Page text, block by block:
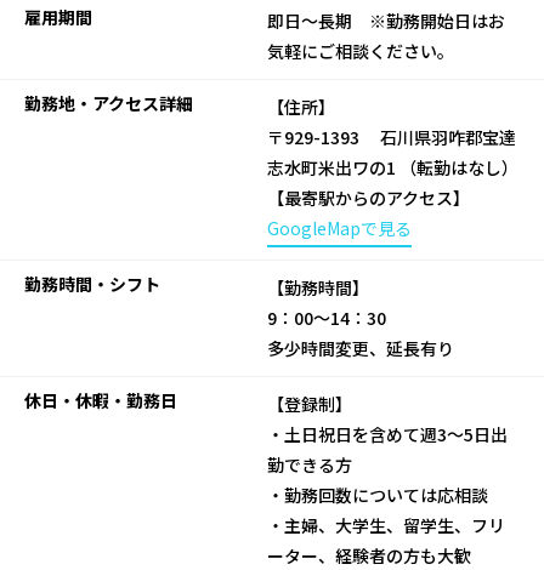
雇用期間
即日～長期 ※勤務開始日はお
気軽にご相談ください。
勤務地・アクセス詳細
【住所】
〒929-1393 石川県羽咋郡宝達
志水町米出ワの1 （転勤はなし）
【最寄駅からのアクセス】
GoogleMapで見る
勤務時間・シフト
【勤務時間】
9：00～14：30
多少時間変更、延長有り
休日・休暇・勤務日
【登録制】
・土日祝日を含めて週3～5日出
勤できる方
・勤務回数については応相談
・主婦、大学生、留学生、フリ
ーター、経験者の方も大歓